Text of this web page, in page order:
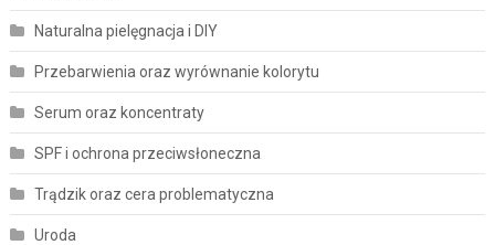
Naturalna pielęgnacja i DIY
Przebarwienia oraz wyrównanie kolorytu
Serum oraz koncentraty
SPF i ochrona przeciwsłoneczna
Trądzik oraz cera problematyczna
Uroda